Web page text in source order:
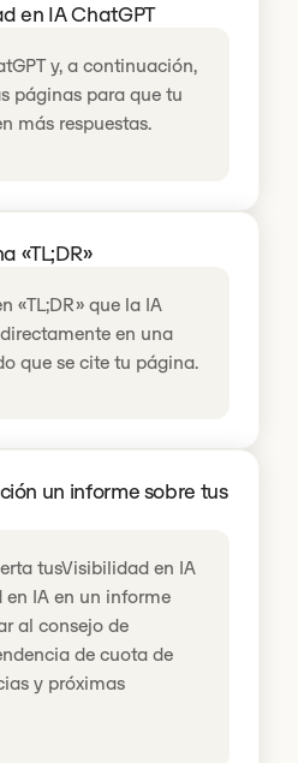
en IA ChatGPT
y, a continuación,
páginas para que tu
más respuestas.
«TL;DR»
«TL;DR» que la IA
en una
que se cite tu página.
un informe sobre tus
tusVisibilidad en IA
IA en un informe
al consejo de
de cuota de
y próximas